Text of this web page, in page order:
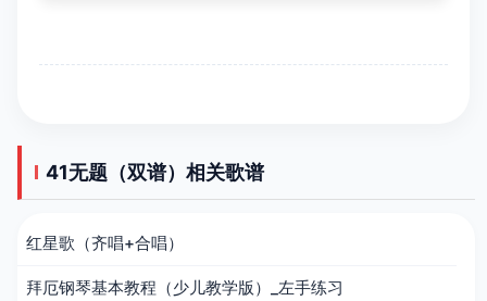
41无题（双谱）相关歌谱
红星歌（齐唱+合唱）
拜厄钢琴基本教程（少儿教学版）_左手练习